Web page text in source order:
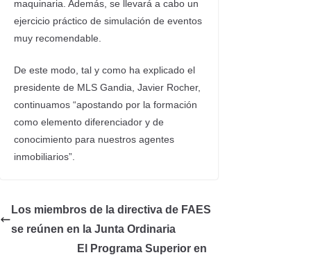
maquinaria. Además, se llevará a cabo un
ejercicio práctico de simulación de eventos
muy recomendable.
De este modo, tal y como ha explicado el
presidente de MLS Gandia, Javier Rocher,
continuamos “apostando por la formación
como elemento diferenciador y de
conocimiento para nuestros agentes
inmobiliarios”.
Los miembros de la directiva de FAES
se reúnen en la Junta Ordinaria
El Programa Superior en